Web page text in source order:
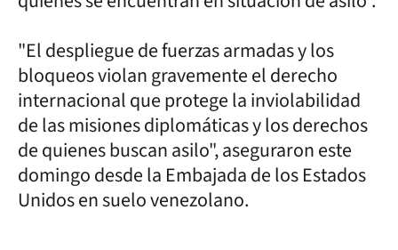
"El despliegue de fuerzas armadas y los
bloqueos violan gravemente el derecho
internacional que protege la inviolabilidad
de las misiones diplomáticas y los derechos
de quienes buscan asilo", aseguraron este
domingo desde la Embajada de los Estados
Unidos en suelo venezolano.